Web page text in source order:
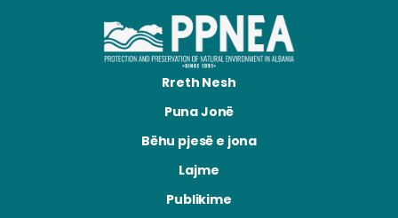
Rreth Nesh
Puna Jonë
Bëhu pjesë e jona
Lajme
Publikime